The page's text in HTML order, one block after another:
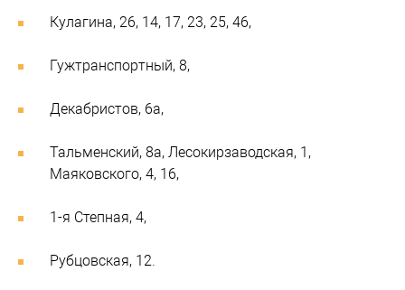
Кулагина, 26, 14, 17, 23, 25, 46,
Гужтранспортный, 8,
Декабристов, 6а,
Тальменский, 8а, Лесокирзаводская, 1,
Маяковского, 4, 16,
1-я Степная, 4,
Рубцовская, 12.